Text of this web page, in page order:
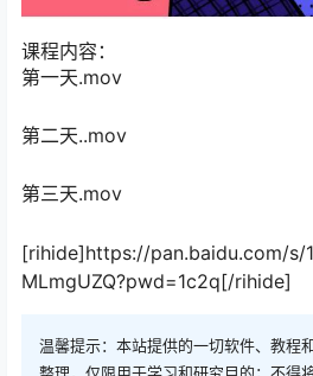
课程内容：
第一天.mov
第二天..mov
第三天.mov
[rihide]https://pan.baidu.com/s/
MLmgUZQ?pwd=1c2q[/rihide]
温馨提示：本站提供的一切软件、教程